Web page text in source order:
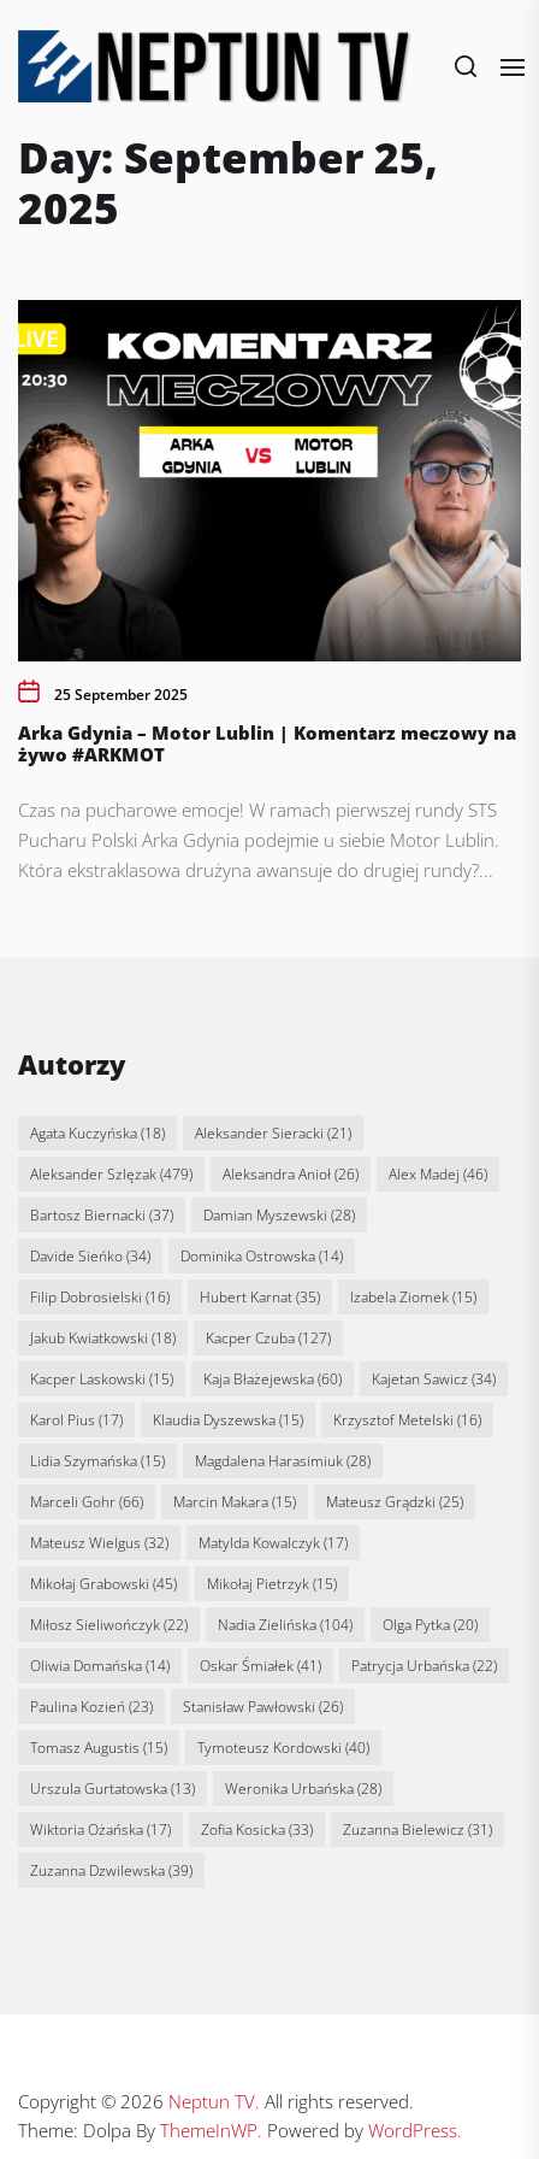
content
Day: September 25,
2025
25 September 2025
Arka Gdynia – Motor Lublin | Komentarz meczowy na
żywo #ARKMOT
Czas na pucharowe emocje! W ramach pierwszej rundy STS
Pucharu Polski Arka Gdynia podejmie u siebie Motor Lublin.
Która ekstraklasowa drużyna awansuje do drugiej rundy?...
Autorzy
Agata Kuczyńska(18) Aleksander Sieracki (21)
Aleksander Szlęzak(479) Aleksandra Anioł(26) Alex Madej (46)
Bartosz Biernacki (37) Damian Myszewski (28)
Davide Sieńko(34) Dominika Ostrowska(14)
Filip Dobrosielski (16) Hubert Karnat(35) Izabela Ziomek(15)
Jakub Kwiatkowski (18) Kacper Czuba(127)
Kacper Laskowski (15) Kaja Błażejewska(60) Kajetan Sawicz (34)
Karol Pius (17) Klaudia Dyszewska(15) Krzysztof Metelski (16)
Lidia Szymańska(15) Magdalena Harasimiuk(28)
Marceli Gohr(66) Marcin Makara(15) Mateusz Grądzki (25)
Mateusz Wielgus (32) Matylda Kowalczyk(17)
Mikołaj Grabowski (45) Mikołaj Pietrzyk(15)
Miłosz Sieliwończyk(22) Nadia Zielińska(104) Olga Pytka(20)
Oliwia Domańska(14) Oskar Śmiałek(41) Patrycja Urbańska(22)
Paulina Kozień (23) Stanisław Pawłowski (26)
Tomasz Augustis (15) Tymoteusz Kordowski (40)
Urszula Gurtatowska(13) Weronika Urbańska(28)
Wiktoria Ożańska(17) Zofia Kosicka(33) Zuzanna Bielewicz (31)
Zuzanna Dzwilewska(39)
Copyright © 2026 Neptun TV. All rights reserved.
Theme: Dolpa By ThemeInWP. Powered by WordPress.